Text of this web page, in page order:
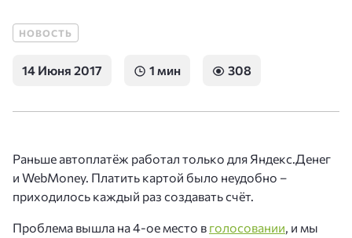
НОВОСТЬ
14 Июня 2017 1 мин 308
Раньше автоплатёж работал только для Яндекс.Денег
и WebMoney. Платить картой было неудобно –
приходилось каждый раз создавать счёт.
Проблема вышла на 4-ое место в голосовании, и мы